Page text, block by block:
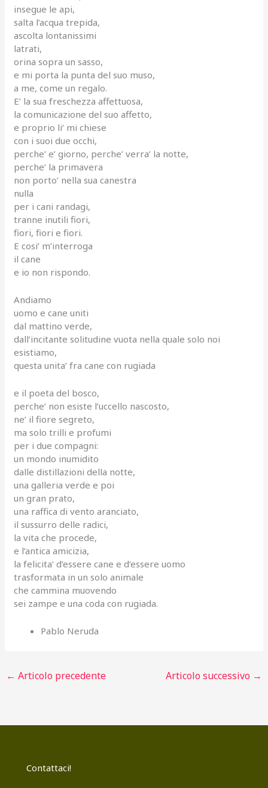
insegue le api,
salta l’acqua trepida,
ascolta lontanissimi
latrati,
orina sopra un sasso,
e mi porta la punta del suo muso,
a me, come un regalo.
E’ la sua freschezza affettuosa,
la comunicazione del suo affetto,
e proprio li’ mi chiese
con i suoi due occhi,
perche’ e’ giorno, perche’ verra’ la notte,
perche’ la primavera
non porto’ nella sua canestra
nulla
per i cani randagi,
tranne inutili fiori,
fiori, fiori e fiori.
E cosi’ m’interroga
il cane
e io non rispondo.
Andiamo
uomo e cane uniti
dal mattino verde,
dall’incitante solitudine vuota nella quale solo noi
esistiamo,
questa unita’ fra cane con rugiada
e il poeta del bosco,
perche’ non esiste l’uccello nascosto,
ne’ il fiore segreto,
ma solo trilli e profumi
per i due compagni:
un mondo inumidito
dalle distillazioni della notte,
una galleria verde e poi
un gran prato,
una raffica di vento aranciato,
il sussurro delle radici,
la vita che procede,
e l’antica amicizia,
la felicita’ d’essere cane e d’essere uomo
trasformata in un solo animale
che cammina muovendo
sei zampe e una coda con rugiada.
Pablo Neruda
← Articolo precedente Articolo successivo →
Contattaci!